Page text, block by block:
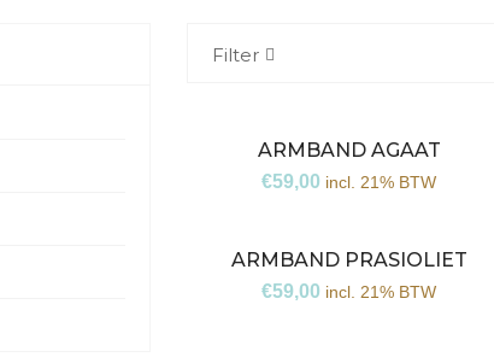
Filter
ARMBAND AGAAT
€59,00 incl. 21% BTW
ARMBAND PRASIOLIET
€59,00 incl. 21% BTW